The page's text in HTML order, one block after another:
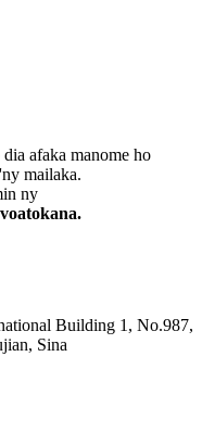
afaka manome ho
mailaka.
ny
Building 1, No.987,
Sina